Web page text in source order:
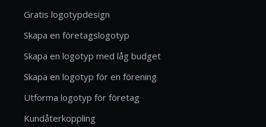
Gratis logotypdesign
Skapa en företagslogotyp
Skapa en logotyp med låg budget
Skapa en logotyp för en förening
Utforma logotyp för företag
Kundåterkoppling